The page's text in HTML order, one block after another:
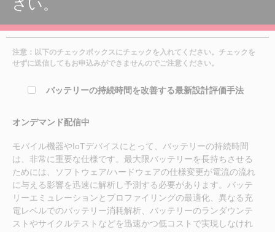
さい。
注意：以下のチェックボックスにチェックを入れてください。チェックを
せずに送信してもお申込みができませんのでご注意ください。
バッテリーの持続時間を改善する最新設計評価手法
オンデマンド配信中
モバイル機器やIoTデバイスにとって、バッテリーの持続時間
は、非常に重要な仕様です。最大限バッテリーを長持ちさせる
ためには、ソフトウェア/ハードウェアの仕様変更が電流の流れ
に与える影響を迅速に解析し予測する必要があります。バッテ
リーエミュレーションとプロファイリングの最適化、異なる充
電レベルでのバッテリー消耗解析、バッテリーのランダウンテ
ストやサイクルテストなどを迅速かつ低コストで実現しなけれ